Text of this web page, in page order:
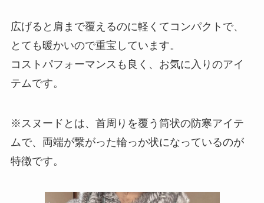
広げると肩まで覆えるのに軽くてコンパクトで、
とても暖かいので重宝しています。
コストパフォーマンスも良く、お気に入りのアイ
テムです。
※スヌードとは、首周りを覆う筒状の防寒アイテ
ムで、両端が繋がった輪っか状になっているのが
特徴です。